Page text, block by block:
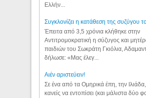
Ελλήν...
Συγκλονίζει η κατάθεση της συζύγου
Έπειτα από 3,5 χρόνια κλήθηκε στην
Αντιτρομοκρατική η σύζυγος και
παιδιών του Σωκράτη Γκιόλια,
δήλωσε: «Μας έλεγ...
Aιέν αριστεύειν!
Σε ένα από τα Ομηρικά έπη, την
κανείς να εντοπίσει (και μάλιστα δύο